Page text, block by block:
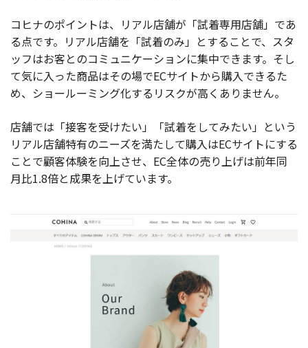
コヒナのポイントは、リアル店舗が「試着専用店舗」であ
る点です。リアル店舗を「試着のみ」とすることで、スタ
ッフはお客とのコミュニケーションに集中できます。そし
て気に入った商品はその場でECサイトから購入できるた
め、ショールーミング化するリスクが高くありません。
店舗では「接客を受けたい」「試着をしてみたい」という
リアル店舗特有のニーズを満たして購入はECサイトにする
ことで顧客体験を向上させ、EC全体の売り上げは前年同
月比1.8倍と成果を上げています。